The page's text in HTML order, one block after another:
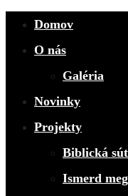
Domov
O nás
Galéria
Novinky
Projekty
Biblická
Ismerd